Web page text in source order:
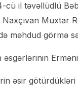
il təvəllüdlü
Muxtar
məhdud görmə
əsir